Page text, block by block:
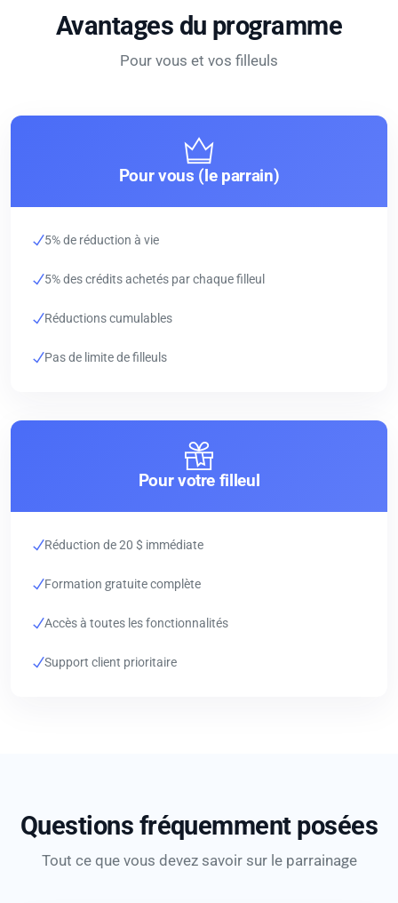
Avantages du programme
Pour vous et vos filleuls
Pour vous (le parrain)
5% de réduction à vie
5% des crédits achetés par chaque filleul
Réductions cumulables
Pas de limite de filleuls
Pour votre filleul
Réduction de 20 $ immédiate
Formation gratuite complète
Accès à toutes les fonctionnalités
Support client prioritaire
Questions fréquemment posées
Tout ce que vous devez savoir sur le parrainage